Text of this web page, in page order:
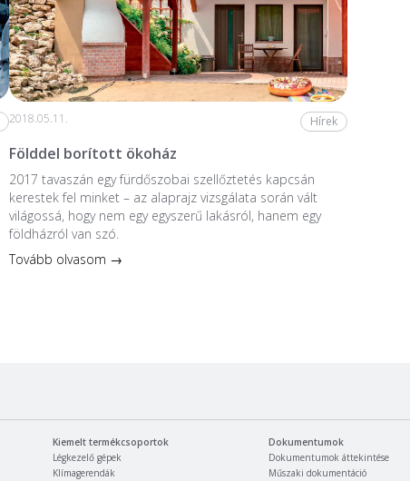
2018.05.11. Hírek
Földdel borított ökoház
2017 tavaszán egy fürdőszobai szellőztetés kapcsán
kerestek fel minket – az alaprajz vizsgálata során vált
világossá, hogy nem egy egyszerű lakásról, hanem egy
földházról van szó.
Tovább olvasom →
Kiemelt termékcsoportok
Légkezelő gépek
Klímagerendák
Dokumentumok
Dokumentumok áttekintése
Műszaki dokumentáció